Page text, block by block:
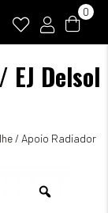
0
EJ Delsol
/ Apoio Radiador